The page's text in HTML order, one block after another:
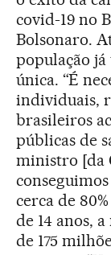
covid-19 no
Bolsonaro.
população já
única. “É
individuais,
brasileiros
públicas de
ministro [da
cerca de
de 14 anos,
de 175